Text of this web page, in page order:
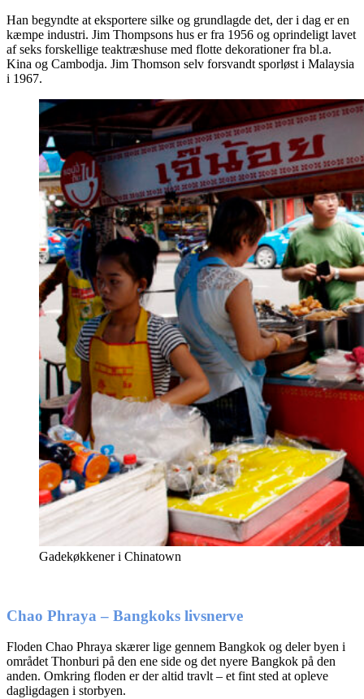
Han begyndte at eksportere silke og grundlagde det, der i dag er en
kæmpe industri. Jim Thompsons hus er fra 1956 og oprindeligt lavet
af seks forskellige teaktræshuse med flotte dekorationer fra bl.a.
Kina og Cambodja. Jim Thomson selv forsvandt sporløst i Malaysia
i 1967.
Gadekøkkener i Chinatown
Chao Phraya – Bangkoks livsnerve
Floden Chao Phraya skærer lige gennem Bangkok og deler byen i
området Thonburi på den ene side og det nyere Bangkok på den
anden. Omkring floden er der altid travlt – et fint sted at opleve
dagligdagen i storbyen.